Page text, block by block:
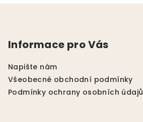
Informace pro Vás
Napište nám
Všeobecné obchodní podmínky
Podmínky ochrany osobních údajů